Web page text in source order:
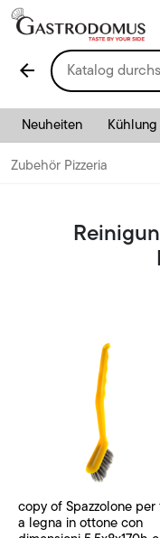
arrow_back
Neuheiten Kühlung
Zubehör Pizzeria
copy of Spazzolone per
a legna in ottone con